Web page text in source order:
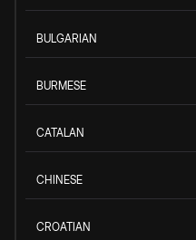
BULGARIAN
BURMESE
CATALAN
CHINESE
CROATIAN